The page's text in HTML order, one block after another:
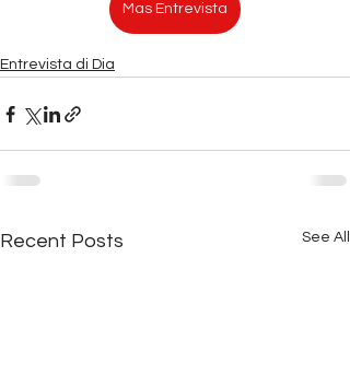
Mas Entrevista
Entrevista di Dia
Recent Posts See All